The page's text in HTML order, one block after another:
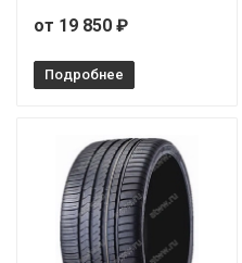
от 19 850 ₽
Подробнее